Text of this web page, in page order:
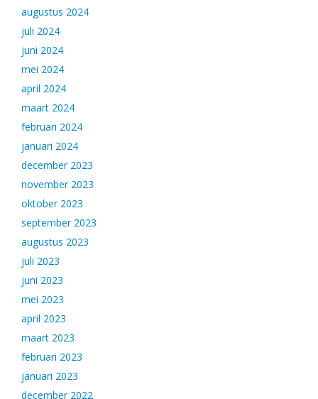
augustus 2024
juli 2024
juni 2024
mei 2024
april 2024
maart 2024
februari 2024
januari 2024
december 2023
november 2023
oktober 2023
september 2023
augustus 2023
juli 2023
juni 2023
mei 2023
april 2023
maart 2023
februari 2023
januari 2023
december 2022